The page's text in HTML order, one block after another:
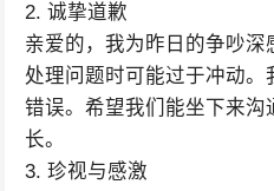
2. 诚挚道歉
亲爱的，我为昨日的争吵
处理问题时可能过于冲动
错误。希望我们能坐下来沟
长。
3. 珍视与感激